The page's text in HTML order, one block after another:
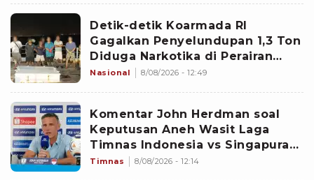
Detik-detik Koarmada RI
Gagalkan Penyelundupan 1,3 Ton
Diduga Narkotika di Perairan
Bintan
Nasional 8/08/2026 - 12:49
Komentar John Herdman soal
Keputusan Aneh Wasit Laga
Timnas Indonesia vs Singapura
di Piala AFF 2026: Percuma
Timnas 8/08/2026 - 12:14